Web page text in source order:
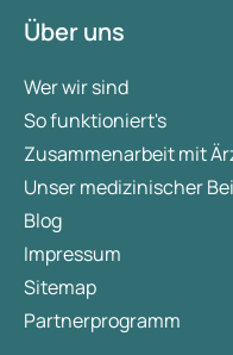
Über uns
Wer wir sind
So funktioniert's
Zusammenarbeit mit
Unser medizinischer
Blog
Impressum
Sitemap
Partnerprogramm